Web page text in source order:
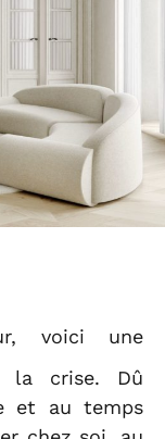
voici une
la crise. Dû
et au temps